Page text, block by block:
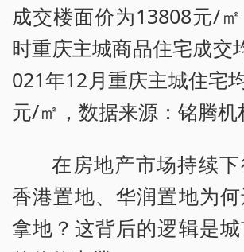
成交楼面价为13808元/
时重庆主城商品住宅成交
021年12月重庆主城住宅
元/㎡，数据来源：铭腾机
在房地产市场持续下
香港置地、华润置地为
拿地？这背后的逻辑是